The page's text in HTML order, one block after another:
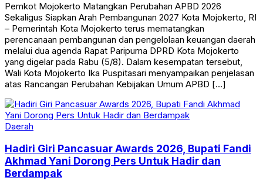
Pemkot Mojokerto Matangkan Perubahan APBD 2026
Sekaligus Siapkan Arah Pembangunan 2027 Kota Mojokerto, RI
– Pemerintah Kota Mojokerto terus mematangkan
perencanaan pembangunan dan pengelolaan keuangan daerah
melalui dua agenda Rapat Paripurna DPRD Kota Mojokerto
yang digelar pada Rabu (5/8). Dalam kesempatan tersebut,
Wali Kota Mojokerto Ika Puspitasari menyampaikan penjelasan
atas Rancangan Perubahan Kebijakan Umum APBD […]
Daerah
Hadiri Giri Pancasuar Awards 2026, Bupati Fandi
Akhmad Yani Dorong Pers Untuk Hadir dan
Berdampak